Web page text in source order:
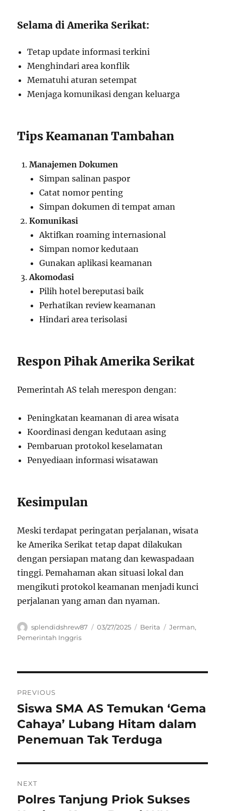
Selama di Amerika Serikat:
Tetap update informasi terkini
Menghindari area konflik
Mematuhi aturan setempat
Menjaga komunikasi dengan keluarga
Tips Keamanan Tambahan
Manajemen Dokumen
Simpan salinan paspor
Catat nomor penting
Simpan dokumen di tempat aman
Komunikasi
Aktifkan roaming internasional
Simpan nomor kedutaan
Gunakan aplikasi keamanan
Akomodasi
Pilih hotel bereputasi baik
Perhatikan review keamanan
Hindari area terisolasi
Respon Pihak Amerika Serikat
Pemerintah AS telah merespon dengan:
Peningkatan keamanan di area wisata
Koordinasi dengan kedutaan asing
Pembaruan protokol keselamatan
Penyediaan informasi wisatawan
Kesimpulan
Meski terdapat peringatan perjalanan, wisata
ke Amerika Serikat tetap dapat dilakukan
dengan persiapan matang dan kewaspadaan
tinggi. Pemahaman akan situasi lokal dan
mengikuti protokol keamanan menjadi kunci
perjalanan yang aman dan nyaman.
Author
splendidshrew87
Posted
03/27/2025 Categories
Berita Tags
Jerman,
Pemerintah Inggris
pos
PREVIOUS
Previous
post:
Siswa SMA AS Temukan ‘Gema
Cahaya’ Lubang Hitam dalam
Penemuan Tak Terduga
NEXT
Next
Polres Tanjung Priok Sukses